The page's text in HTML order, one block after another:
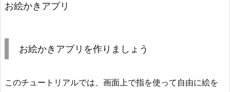
お絵かきアプリ
お絵かきアプリを作りましょう
このチュートリアルでは、画面上で指を使って自由に絵を